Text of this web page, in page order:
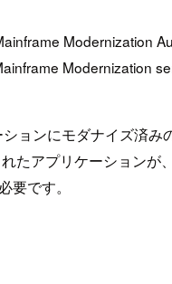
Modernization
Modernization
ョンにモダナイズ済み
たアプリケーションが
です。